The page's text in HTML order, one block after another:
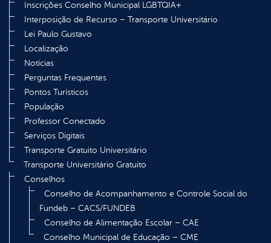
Inscrições Conselho Municipal LGBTQIA+
Interposição de Recurso – Transporte Universitário
Lei Paulo Gustavo
Localização
Notícias
Perguntas Frequentes
Pontos Turísticos
População
Professor Conectado
Serviços Digitais
Transporte Gratuito Universitário
Transporte Universitário Gratuito
Conselhos
Conselho de Acompanhamento e Controle Social do
Fundeb – CACS/FUNDEB
Conselho de Alimentação Escolar – CAE
Conselho Municipal de Educação – CME